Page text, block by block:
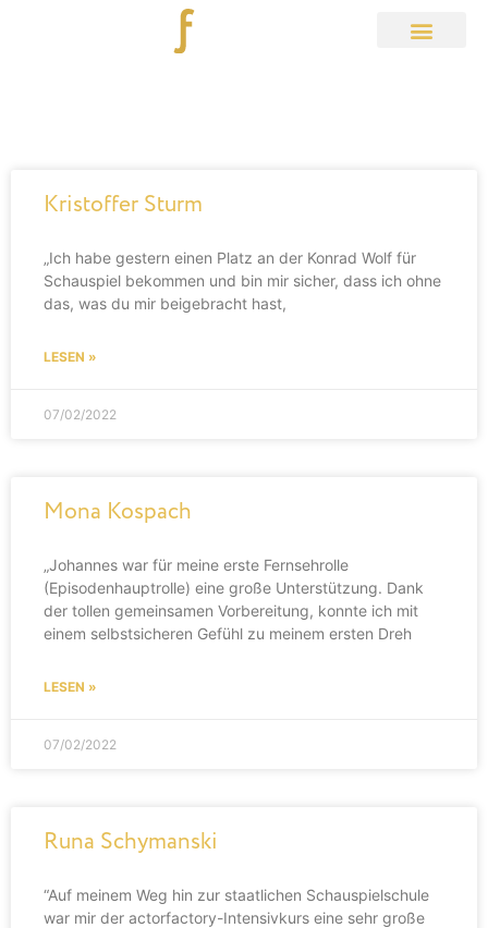
Kristoffer Sturm
„Ich habe gestern einen Platz an der Konrad Wolf für
Schauspiel bekommen und bin mir sicher, dass ich ohne
das, was du mir beigebracht hast,
LESEN »
07/02/2022
Mona Kospach
„Johannes war für meine erste Fernsehrolle
(Episodenhauptrolle) eine große Unterstützung. Dank
der tollen gemeinsamen Vorbereitung, konnte ich mit
einem selbstsicheren Gefühl zu meinem ersten Dreh
LESEN »
07/02/2022
Runa Schymanski
“Auf meinem Weg hin zur staatlichen Schauspielschule
war mir der actorfactory-Intensivkurs eine sehr große